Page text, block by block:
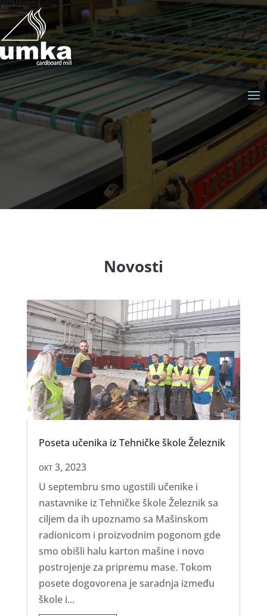
Novosti
Poseta učenika iz Tehničke škole Železnik
окт 3, 2023
U septembru smo ugostili učenike i
nastavnike iz Tehničke škole Železnik sa
ciljem da ih upoznamo sa Mašinskom
radionicom i proizvodnim pogonom gde
smo obišli halu karton mašine i novo
postrojenje za pripremu mase. Tokom
posete dogovorena je saradnja između
škole i...